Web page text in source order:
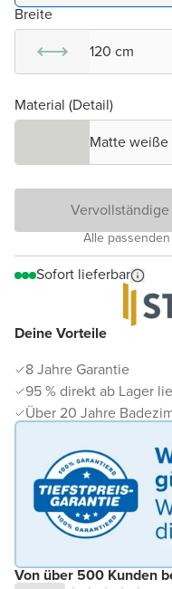
Deine Vorteile
8 Jahre Garantie
95 % direkt ab Lager
Über 20 Jahre
Von über 500 Kunden
Breite
120 cm
Material (Detail)
Matte weiße
Alle
Sofort lieferbar